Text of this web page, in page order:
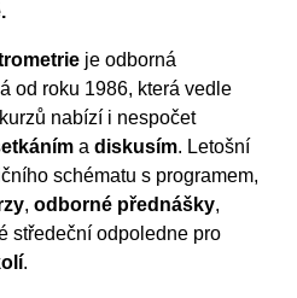
je odborná
od roku 1986, která vedle
nabízí i nespočet
a diskusím. Letošní
schématu s programem,
, odborné přednášky,
středeční odpoledne pro
.